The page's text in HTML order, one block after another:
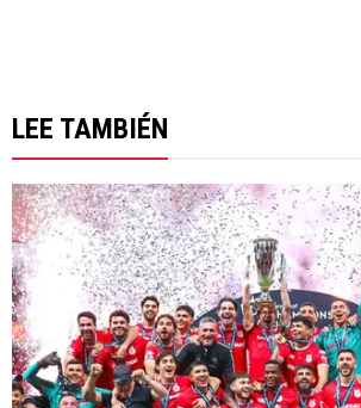
LEE TAMBIÉN